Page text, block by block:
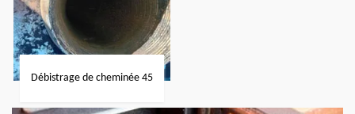
Débistrage de cheminée 45